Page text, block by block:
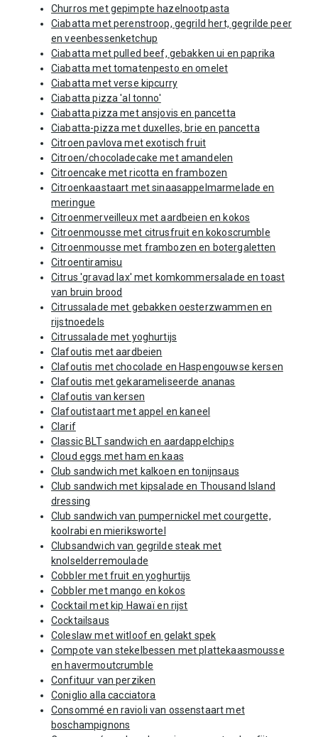
Churros met gepimpte hazelnootpasta
Ciabatta met perenstroop, gegrild hert, gegrilde peer
en veenbessenketchup
Ciabatta met pulled beef, gebakken ui en paprika
Ciabatta met tomatenpesto en omelet
Ciabatta met verse kipcurry
Ciabatta pizza 'al tonno'
Ciabatta pizza met ansjovis en pancetta
Ciabatta-pizza met duxelles, brie en pancetta
Citroen pavlova met exotisch fruit
Citroen/chocoladecake met amandelen
Citroencake met ricotta en frambozen
Citroenkaastaart met sinaasappelmarmelade en
meringue
Citroenmerveilleux met aardbeien en kokos
Citroenmousse met citrusfruit en kokoscrumble
Citroenmousse met frambozen en botergaletten
Citroentiramisu
Citrus 'gravad lax' met komkommersalade en toast
van bruin brood
Citrussalade met gebakken oesterzwammen en
rijstnoedels
Citrussalade met yoghurtijs
Clafoutis met aardbeien
Clafoutis met chocolade en Haspengouwse kersen
Clafoutis met gekarameliseerde ananas
Clafoutis van kersen
Clafoutistaart met appel en kaneel
Clarif
Classic BLT sandwich en aardappelchips
Cloud eggs met ham en kaas
Club sandwich met kalkoen en tonijnsaus
Club sandwich met kipsalade en Thousand Island
dressing
Club sandwich van pumpernickel met courgette,
koolrabi en mierikswortel
Clubsandwich van gegrilde steak met
knolselderremoulade
Cobbler met fruit en yoghurtijs
Cobbler met mango en kokos
Cocktail met kip Hawaï en rijst
Cocktailsaus
Coleslaw met witloof en gelakt spek
Compote van stekelbessen met plattekaasmousse
en havermoutcrumble
Confituur van perziken
Coniglio alla cacciatora
Consommé en ravioli van ossenstaart met
boschampignons